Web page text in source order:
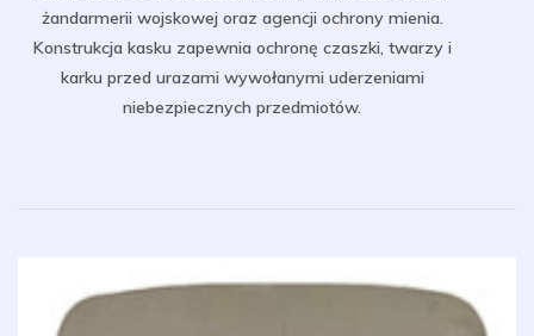
żandarmerii wojskowej oraz agencji ochrony mienia.
Konstrukcja kasku zapewnia ochronę czaszki, twarzy i
karku przed urazami wywołanymi uderzeniami
niebezpiecznych przedmiotów.